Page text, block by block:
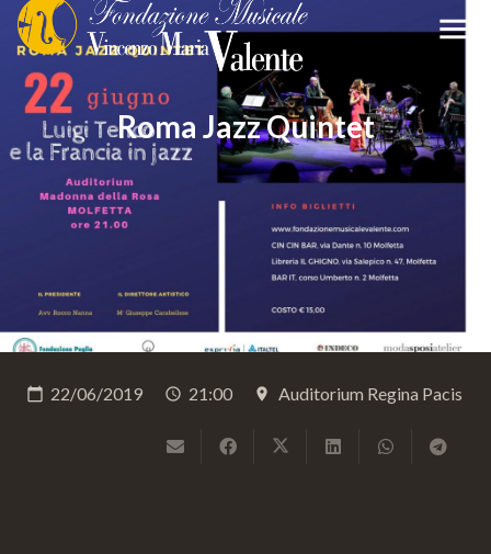
menu
Roma Jazz Quintet
calendar_today 22/06/2019 schedule 21:00 place Auditorium Regina Pacis